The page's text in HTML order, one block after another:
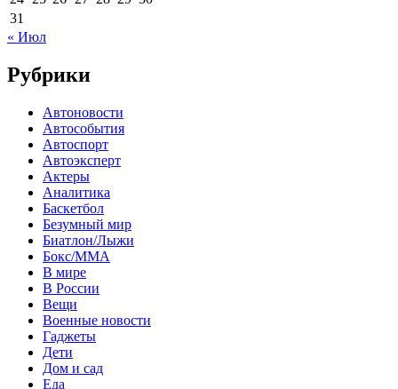
31
« Июл
Рубрики
Автоновости
Автособытия
Автоспорт
Автоэксперт
Актеры
Аналитика
Баскетбол
Безумный мир
Биатлон/Лыжи
Бокс/MMA
В мире
В России
Вещи
Военные новости
Гаджеты
Дети
Дом и сад
Еда